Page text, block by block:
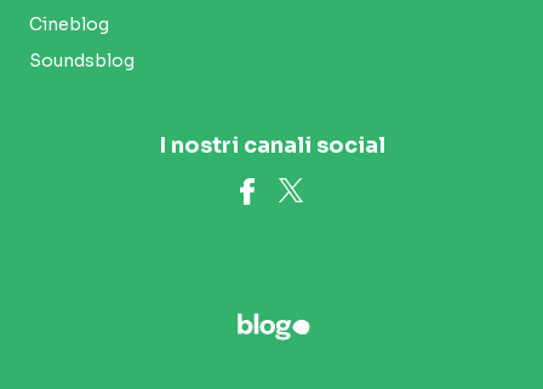
Cineblog
Soundsblog
I nostri canali social